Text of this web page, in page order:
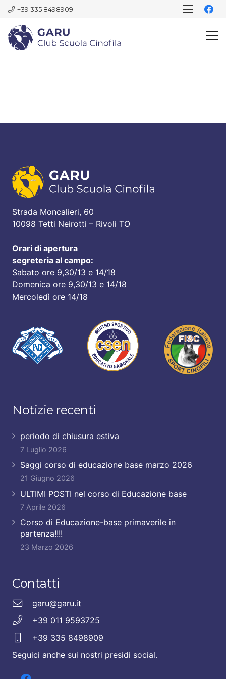
+39 335 8498909
Strada Moncalieri, 60
10098 Tetti Neirotti – Rivoli TO
Orari di apertura
segreteria al campo:
Sabato ore 9,30/13 e 14/18
Domenica ore 9,30/13 e 14/18
Mercoledì ore 14/18
Notizie recenti
periodo di chiusura estiva
7 Luglio 2026
Saggi corso di educazione base marzo 2026
21 Giugno 2026
ULTIMI POSTI nel corso di Educazione base
7 Aprile 2026
Corso di Educazione-base primaverile in
partenza!!!!
23 Marzo 2026
Contatti
garu@garu.it
+39 011 9593725
+39 335 8498909
Seguici anche sui nostri presidi social.